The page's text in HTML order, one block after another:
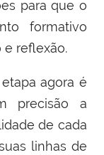
para que o
formativo
e reflexão.
agora é
precisão a
de cada
linhas de